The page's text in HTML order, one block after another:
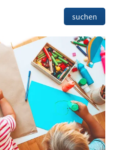
suchen